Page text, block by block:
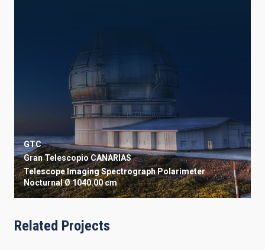
GTC
Gran Telescopio CANARIAS
TelescopeImagingSpectrographPolarimeter
NocturnalØ 1040.00 cm
Related Projects